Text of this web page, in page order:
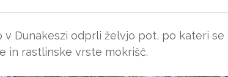
v Dunakeszi odprli želvjo pot, po kateri
in rastlinske vrste mokrišč.